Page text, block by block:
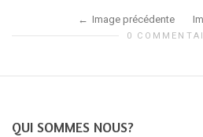
Image précédente
0
QUI SOMMES NOUS?